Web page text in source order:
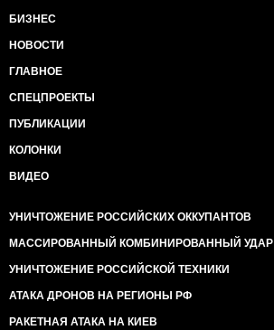
БИЗНЕС
НОВОСТИ
ГЛАВНОЕ
СПЕЦПРОЕКТЫ
ПУБЛИКАЦИИ
КОЛОНКИ
ВИДЕО
УНИЧТОЖЕНИЕ РОССИЙСКИХ ОККУПАНТОВ
МАССИРОВАННЫЙ КОМБИНИРОВАННЫЙ УДАР
УНИЧТОЖЕНИЕ РОССИЙСКОЙ ТЕХНИКИ
АТАКА ДРОНОВ НА РЕГИОНЫ РФ
РАКЕТНАЯ АТАКА НА КИЕВ